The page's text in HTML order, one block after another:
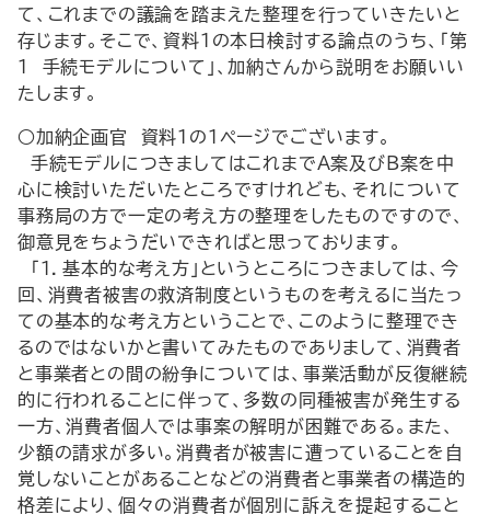
て、これまでの議論を踏まえた整理を行っていきたいと
存じます。そこで、資料１の本日検討する論点のうち、「第
１ 手続モデルについて」、加納さんから説明をお願いい
たします。
○加納企画官 資料１の１ページでございます。
手続モデルにつきましてはこれまでA案及びB案を中
心に検討いただいたところですけれども、それについて
事務局の方で一定の考え方の整理をしたものですので、
御意見をちょうだいできればと思っております。
「１．基本的な考え方」というところにつきましては、今
回、消費者被害の救済制度というものを考えるに当たっ
ての基本的な考え方ということで、このように整理でき
るのではないかと書いてみたものでありまして、消費者
と事業者との間の紛争については、事業活動が反復継続
的に行われることに伴って、多数の同種被害が発生する
一方、消費者個人では事案の解明が困難である。また、
少額の請求が多い。消費者が被害に遭っていることを自
覚しないことがあることなどの消費者と事業者の構造的
格差により、個々の消費者が個別に訴えを提起すること